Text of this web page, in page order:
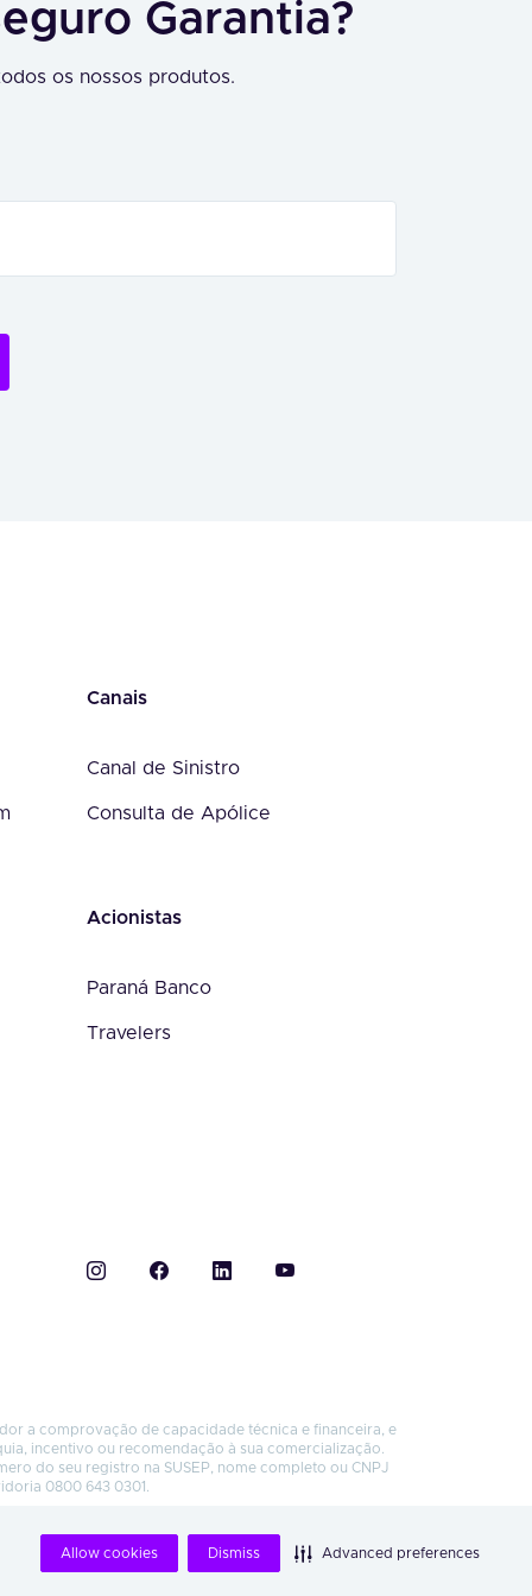
Allow cookies Dismiss Advanced preferences
Garantia?
os nossos produtos.
Canais
Canal de Sinistro
Consulta de Apólice
Acionistas
Paraná Banco
Travelers
a comprovação de capacidade técnica e financeira, e
incentivo ou recomendação à sua comercialização.
do seu registro na SUSEP, nome completo ou CNPJ
0800 643 0301.